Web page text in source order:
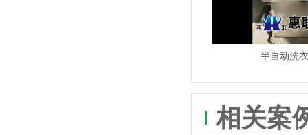
半自动洗
相关案